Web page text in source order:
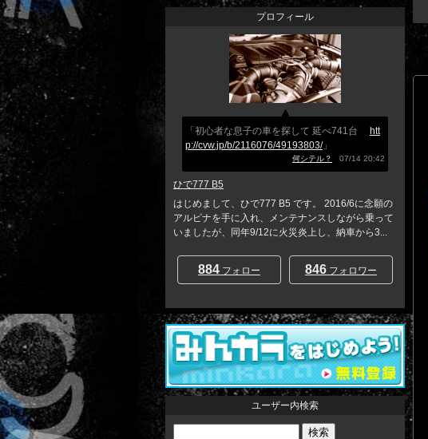
プロフィール
「初心者な息子の車を探して 延べ741台 htt
p://cvw.jp/b/2116076/49193803/」
何シテル？ 07/14 20:42
ひで777 B5
はじめまして、ひで777 B5 です。 2016/6に念願の
アルピナを手に入れ、メンテナンスしながら乗って
いましたが、同年9/12に火災炎上し、納車から3...
884 フォロー 846 フォロワー
ユーザー内検索